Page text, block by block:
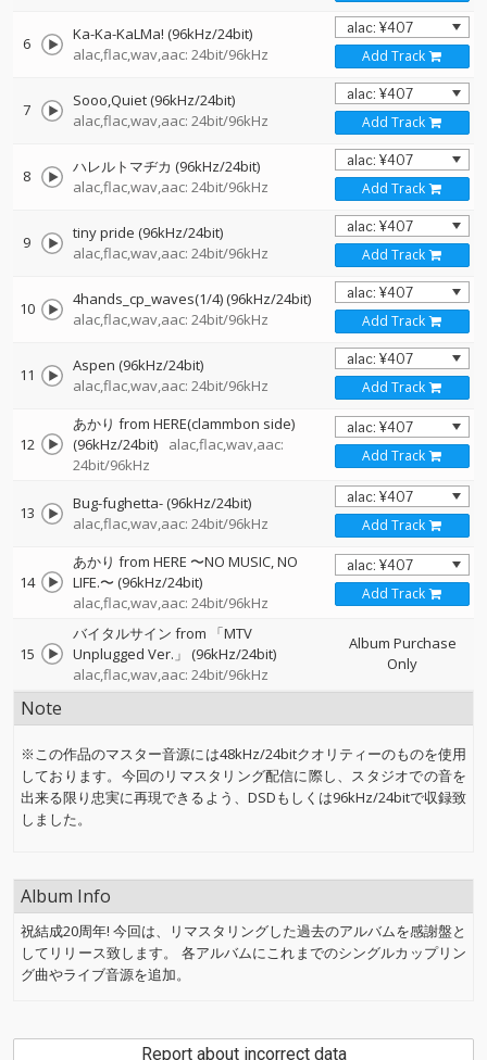
6
Ka-Ka-KaLMa! (96kHz/24bit)
alac,flac,wav,aac: 24bit/96kHz
Add Track
7
Sooo,Quiet (96kHz/24bit)
alac,flac,wav,aac: 24bit/96kHz
Add Track
8
ハレルトマヂカ (96kHz/24bit)
alac,flac,wav,aac: 24bit/96kHz
Add Track
9
tiny pride (96kHz/24bit)
alac,flac,wav,aac: 24bit/96kHz
Add Track
10
4hands_cp_waves(1/4) (96kHz/24bit)
alac,flac,wav,aac: 24bit/96kHz
Add Track
11
Aspen (96kHz/24bit)
alac,flac,wav,aac: 24bit/96kHz
Add Track
12
あかり from HERE(clammbon side)
(96kHz/24bit)
alac,flac,wav,aac:
24bit/96kHz
Add Track
13
Bug-fughetta- (96kHz/24bit)
alac,flac,wav,aac: 24bit/96kHz
Add Track
14
あかり from HERE 〜NO MUSIC, NO
LIFE.〜 (96kHz/24bit)
alac,flac,wav,aac: 24bit/96kHz
Add Track
15
バイタルサイン from 「MTV
Unplugged Ver.」 (96kHz/24bit)
alac,flac,wav,aac: 24bit/96kHz
Album Purchase
Only
Note
※この作品のマスター音源には48kHz/24bitクオリティーのものを使用
しております。今回のリマスタリング配信に際し、スタジオでの音を
出来る限り忠実に再現できるよう、DSDもしくは96kHz/24bitで収録致
しました。
Album Info
祝結成20周年! 今回は、リマスタリングした過去のアルバムを感謝盤と
してリリース致します。 各アルバムにこれまでのシングルカップリン
グ曲やライブ音源を追加。
Report about incorrect data